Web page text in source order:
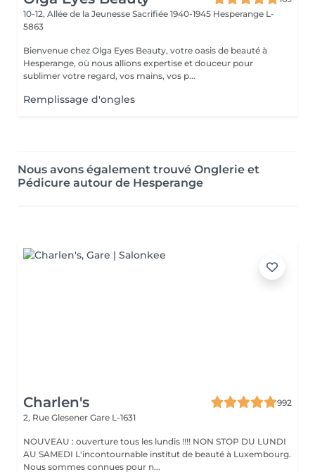
10-12, Allée de la Jeunesse Sacrifiée 1940-1945 Hesperange L-
5863
Bienvenue chez Olga Eyes Beauty, votre oasis de beauté à
Hesperange, où nous allions expertise et douceur pour
sublimer votre regard, vos mains, vos p...
Remplissage d'ongles
Nous avons également trouvé Onglerie et
Pédicure autour de Hesperange
Charlen's
992
2, Rue Glesener Gare L-1631
NOUVEAU : ouverture tous les lundis !!!! NON STOP DU LUNDI
AU SAMEDI L'incontournable institut de beauté à Luxembourg.
Nous sommes connues pour n...